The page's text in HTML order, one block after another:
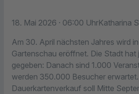
18. Mai 2026 · 06:00 UhrKatharina
Am 30. April nächsten Jahres wird
Gartenschau eröffnet. Die Stadt hat
gegeben: Danach sind 1.000
werden 350.000 Besucher
Dauerkartenverkauf soll Mitte